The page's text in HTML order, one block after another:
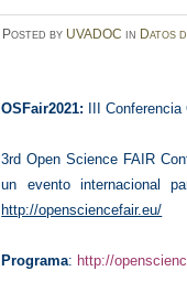
Posted by UVADOC in Datos
OSFair2021: III
3rd Open Science FAIR
un evento internacional
http://opensciencefair.eu/
Programa: http://